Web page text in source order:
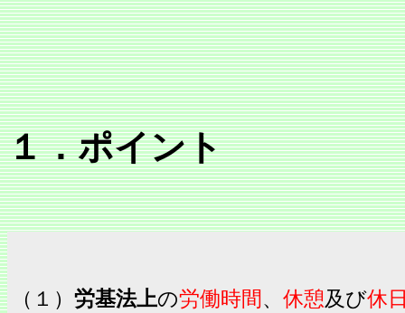
１．ポイント
（１） 労基法上の労働時間、 休憩及び休